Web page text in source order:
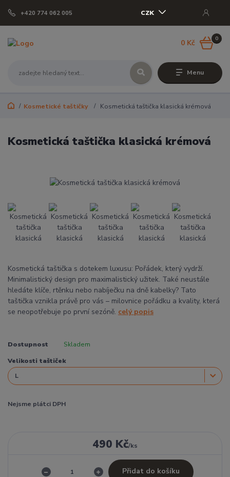
Menu
CZK
+420 774 062 005
0
0 Kč
Kosmetické taštičky Kosmetická taštička klasická krémová
Kosmetická taštička klasická krémová
Kosmetická taštička s dotekem luxusu: Pořádek, který vydrží.
Minimalistický design pro maximalistický užitek. Také neustále
hledáte klíče, rtěnku nebo nabíječku na dně kabelky? Tato
taštička vznikla právě pro vás – milovnice pořádku a kvality, která
se neopotřebuje po první sezóně. celý popis
Dostupnost Skladem
Velikosti taštiček
Nejsme plátci DPH
490 Kč/ks
Přidat do košíku